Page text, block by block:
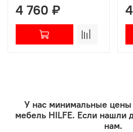
4 760 ₽
У нас минимальные
мебель HILFE. Если нашли
нам.